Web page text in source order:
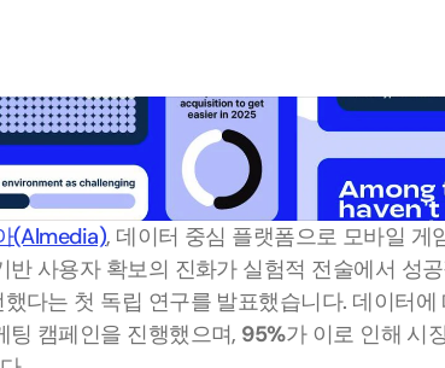
(Almedia), 데이터 중심 플랫폼으로 모바일
반 사용자 확보의 진화가 실험적 전술에서 성
다는 첫 독립 연구를 발표했습니다. 데이터
팅 캠페인을 진행했으며, 95%가 이로 인해 시